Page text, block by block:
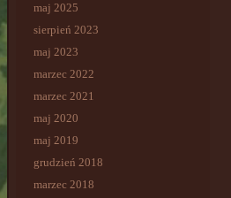
maj 2025
sierpień 2023
maj 2023
marzec 2022
marzec 2021
maj 2020
maj 2019
grudzień 2018
marzec 2018